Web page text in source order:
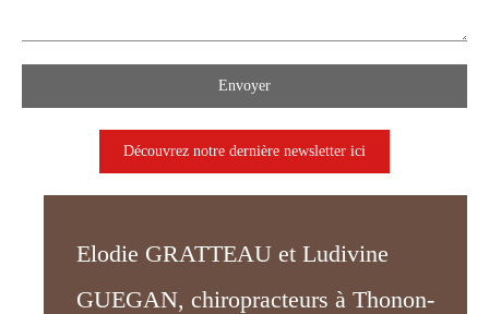
Envoyer
Découvrez notre dernière newsletter ici
Elodie GRATTEAU et Ludivine
GUEGAN, chiropracteurs à Thonon-